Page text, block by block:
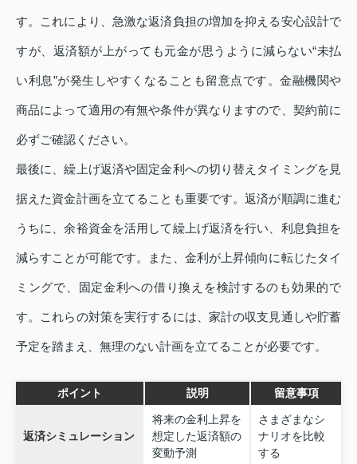
す。これにより、急激な返済負担の増加を抑える安心設計で
すが、返済額が上がっても元金が思うように減らない“未払
い利息”が発生しやすくなることも留意点です。金融機関や
商品によって適用の有無や条件が異なりますので、契約前に
必ずご確認ください。
最後に、繰上げ返済や固定金利への切り替えタイミングを見
据えた資金計画を立てることも重要です。返済が順調に進む
うちに、余裕資金を活用して繰上げ返済を行い、利息負担を
減らすことが可能です。また、金利が上昇傾向に転じたタイ
ミングで、固定金利への借り換えを検討するのも効果的で
す。これらの対策を実行するには、家計の収支見通しや貯蓄
予定を踏まえ、無理のない計画を立てることが必要です。
ポイント 説明 留意事項
返済シミュレーション
将来の金利上昇を
想定した返済額の
変動予測
さまざまなシ
ナリオを比較
する